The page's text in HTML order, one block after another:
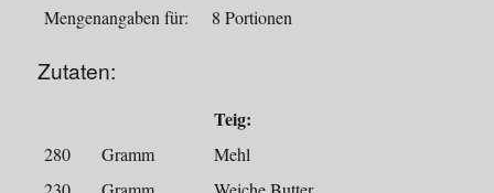
Mengenangaben für:
8 Portionen
Zutaten:
Teig:
280 Gramm
Mehl